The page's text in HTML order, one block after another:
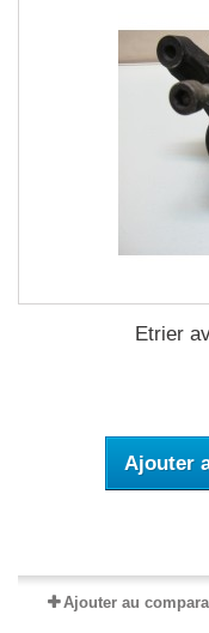
Etrier
Ajouter
Ajouter au